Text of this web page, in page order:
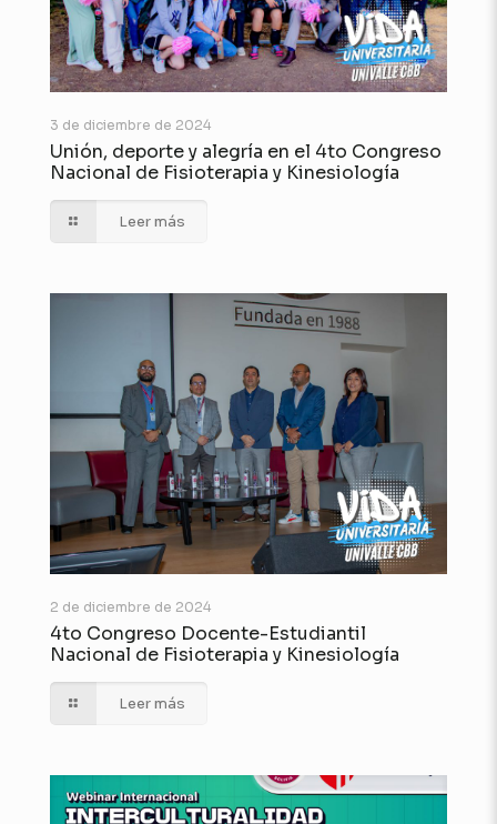
3 de diciembre de 2024
Unión, deporte y alegría en el 4to Congreso
Nacional de Fisioterapia y Kinesiología
Leer más
2 de diciembre de 2024
4to Congreso Docente-Estudiantil
Nacional de Fisioterapia y Kinesiología
Leer más